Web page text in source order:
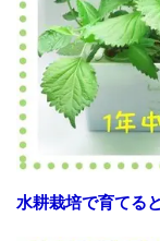
水耕栽培で育てる